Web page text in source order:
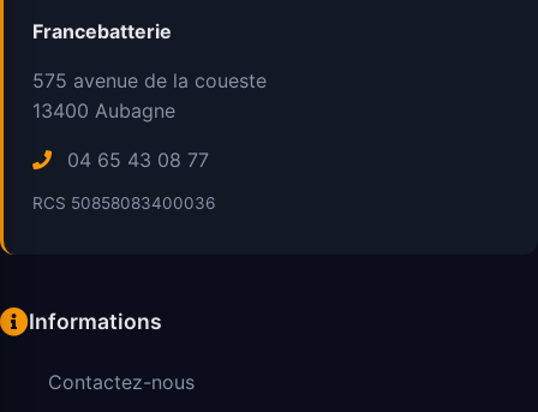
Francebatterie
575 avenue de la coueste
13400 Aubagne
04 65 43 08 77
RCS 50858083400036
Informations
Contactez-nous